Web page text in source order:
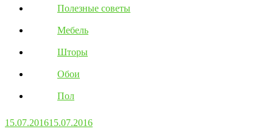
Полезные советы
Мебель
Шторы
Обои
Пол
15.07.201615.07.2016